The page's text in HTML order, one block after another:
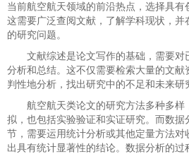
当前航空航天领域的前沿热点，选择具有
这需要广泛查阅文献，了解学科现状，并
的研究问题。
文献综述是论文写作的基础，需要对
分析和总结。这不仅需要检索大量的文
判性地分析，找出研究中的不足和未来研
航空航天类论文的研究方法多种多
拟，也包括实验验证和实证研究。而数
节，需要运用统计分析或其他定量方法
出具有统计显著性的结论。数据分析的